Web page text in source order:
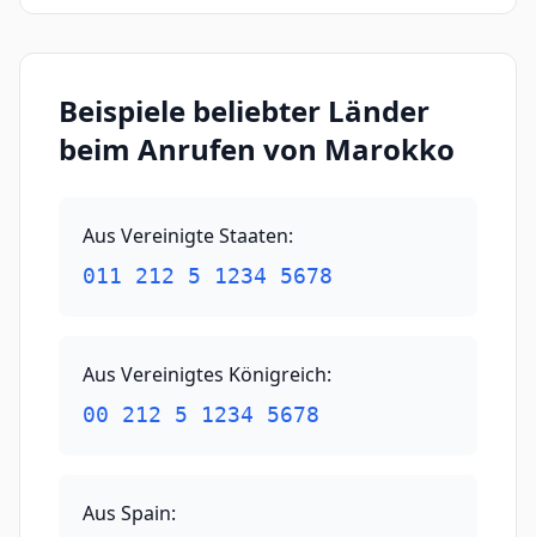
Beispiele beliebter Länder
beim Anrufen von Marokko
Aus Vereinigte Staaten:
011 212 5 1234 5678
Aus Vereinigtes Königreich:
00 212 5 1234 5678
Aus Spain: